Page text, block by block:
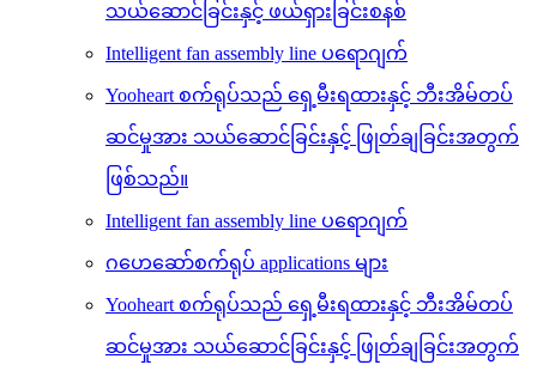
သယ်ဆောင်ခြင်းနှင့် ဖယ်ရှားခြင်းစနစ်
Intelligent fan assembly line ပရောဂျက်
Yooheart စက်ရုပ်သည် ရှေ့မီးရထားနှင့် ဘီးအိမ်တပ်
ဆင်မှုအား သယ်ဆောင်ခြင်းနှင့် ဖြုတ်ချခြင်းအတွက်
ဖြစ်သည်။
Intelligent fan assembly line ပရောဂျက်
ဂဟေဆော်စက်ရုပ် applications များ
Yooheart စက်ရုပ်သည် ရှေ့မီးရထားနှင့် ဘီးအိမ်တပ်
ဆင်မှုအား သယ်ဆောင်ခြင်းနှင့် ဖြုတ်ချခြင်းအတွက်